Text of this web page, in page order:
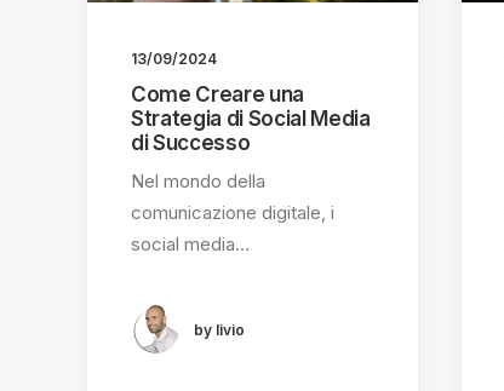
13/09/2024
Come Creare una
Strategia di Social Media
di Successo
Nel mondo della
comunicazione digitale, i
social media…
by livio